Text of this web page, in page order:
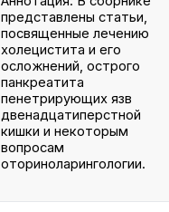
представлены статьи,
посвященные лечению
холецистита и его
осложнений, острого
панкреатита
пенетрирующих язв
двенадцатиперстной
кишки и некоторым
вопросам
оториноларингологии.